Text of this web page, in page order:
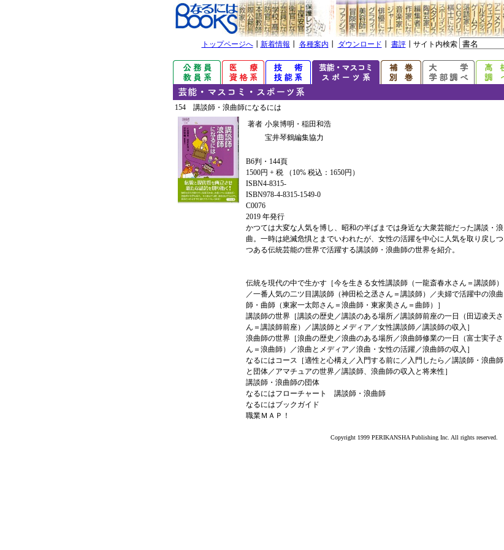
トップページへ┃ 新着情報 各種案内 ダウンロード 書評┃サイト内検索
154 講談師・浪曲師になるには
著者 小泉博明・稲田和浩
宝井琴鶴編集協力
B6判・144頁
1500円 + 税 （10% 税込：1650円）
ISBN4-8315-
ISBN978-4-8315-1549-0
C0076
2019 年発行
かつては大変な人気を博し、昭和の半ばまでは身近な大衆芸能だった講談・浪
曲。一時は絶滅危惧とまでいわれたが、女性の活躍を中心に人気を取り戻しつ
つある伝統芸能の世界で活躍する講談師・浪曲師の世界を紹介。
伝統を現代の中で生かす［今を生きる女性講談師（一龍斎春水さん＝講談師）
／一番人気の二ツ目講談師（神田松之丞さん＝講談師）／夫婦で活躍中の浪曲
師・曲師（東家一太郎さん＝浪曲師・東家美さん＝曲師）］
講談師の世界［講談の歴史／講談のある場所／講談師前座の一日（田辺凌天さ
ん＝講談師前座）／講談師とメディア／女性講談師／講談師の収入］
浪曲師の世界［浪曲の歴史／浪曲のある場所／浪曲師修業の一日（富士実子さ
ん＝浪曲師）／浪曲とメディア／浪曲・女性の活躍／浪曲師の収入］
なるにはコース［適性と心構え／入門する前に／入門したら／講談師・浪曲師
と団体／アマチュアの世界／講談師、浪曲師の収入と将来性］
講談師・浪曲師の団体
なるにはフローチャート 講談師・浪曲師
なるにはブックガイド
職業ＭＡＰ！
Copyright 1999 PERIKANSHA Publishing Inc. All rights reserved.